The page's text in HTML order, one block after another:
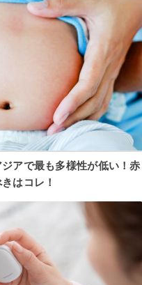
アで最も多様性が低い！赤
はコレ！